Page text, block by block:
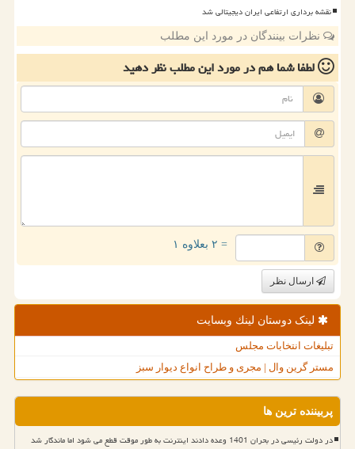
نقشه برداری ارتفاعی ایران دیجیتالی شد
نظرات بینندگان در مورد این مطلب
لطفا شما همدر مورد این مطلبنظر دهید
= ۲ بعلاوه ۱
ارسال نظر
لینک دوستان لینك وبسایت
تبلیغات انتخابات مجلس
مستر گرین وال | مجری و طراح انواع دیوار سبز
پربیننده ترین ها
در دولت رئیسی در بحران 1401 وعده دادند اینترنت به طور موقت قطع می شود اما ماندگار شد